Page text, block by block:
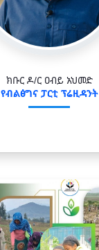
ክቡር ዶ/ር ዐብይ አህመድ
የብልፅግና ፓርቲ ፕሬዚዳንት